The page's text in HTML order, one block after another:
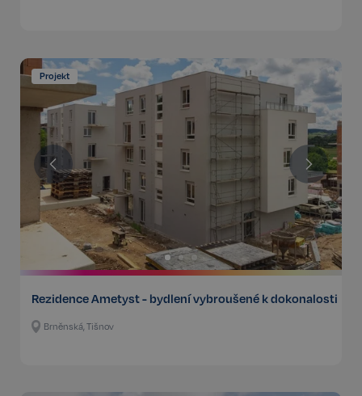
Projekt
Rezidence Ametyst - bydlení vybroušené k dokonalosti
Brněnská, Tišnov